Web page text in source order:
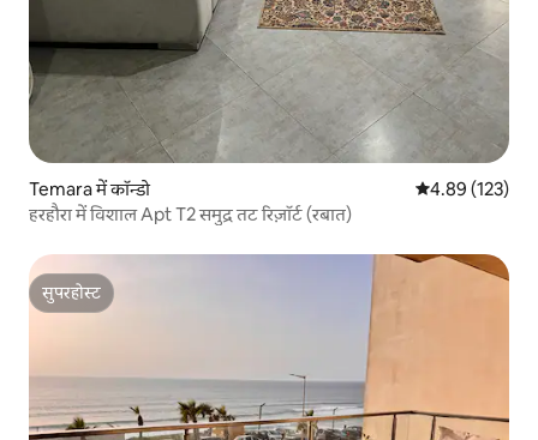
Temara में कॉन्डो औसत रेटिंग 5 में से
4.89 (123)
हरहौरा में विशाल Apt T2 समुद्र तट रिज़ॉर्ट (रबात)
सुपरहोस्ट
सुपरहोस्ट